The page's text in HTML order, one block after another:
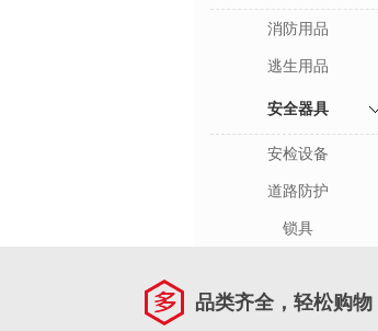
消防用品
逃生用品
安全器具
安检设备
道路防护
锁具
品类齐全，轻松购物